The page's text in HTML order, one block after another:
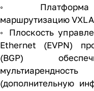
◦ Платформа
маршрутизацию
◦ Плоскость
Ethernet (EVPN)
(BGP)
(дополнительную